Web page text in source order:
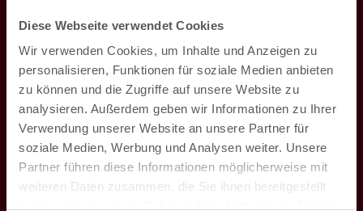
Diese Webseite verwendet Cookies
Wir verwenden Cookies, um Inhalte und Anzeigen zu
personalisieren, Funktionen für soziale Medien anbieten
zu können und die Zugriffe auf unsere Website zu
analysieren. Außerdem geben wir Informationen zu Ihrer
Verwendung unserer Website an unsere Partner für
soziale Medien, Werbung und Analysen weiter. Unsere
Partner führen diese Informationen möglicherweise mit
weiteren Daten zusammen, die Sie ihnen bereitgestellt